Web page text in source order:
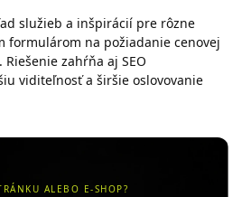
služieb a inšpirácií pre rôzne
formulárom na požiadanie cenovej
zahŕňa aj SEO
viditeľnosť a širšie oslovovanie
ALEBO E-SHOP?